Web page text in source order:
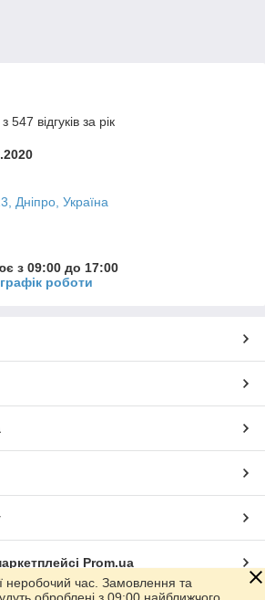
відгуків за рік
Дніпро, Україна
з 09:00 до 17:00
роботи
Prom.ua
неробочий час. Замовлення та